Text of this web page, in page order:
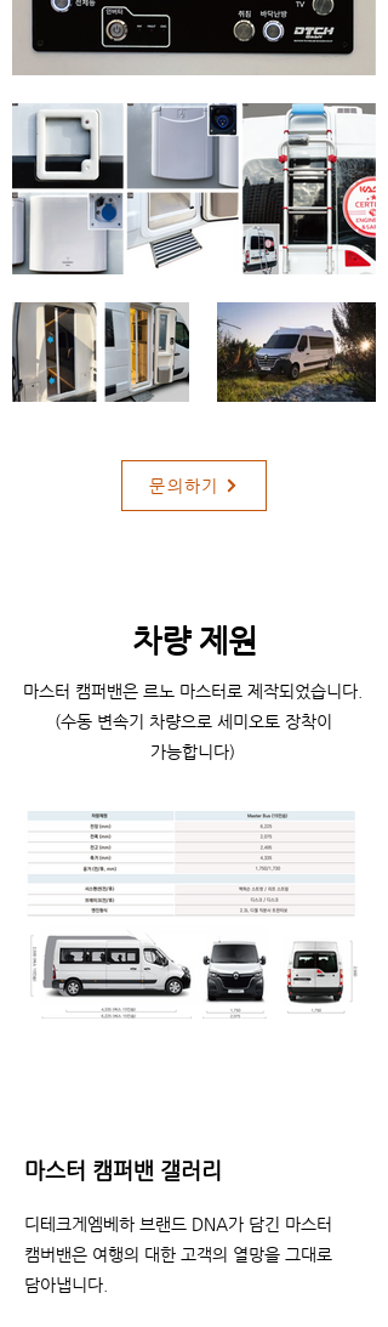
문의하기
차량 제원
​마스터 캠퍼밴은 르노 마스터로 제작되었습니다.
(수동 변속기 차량으로 세미오토 장착이
가능합니다)
​마스터 캠퍼밴 갤러리
디테크게엠베하 브랜드 DNA가 담긴 마스터
캠버밴은 여행의 대한 고객의 열망을 그대로
담아냅니다.